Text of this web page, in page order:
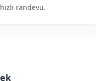
randevu.